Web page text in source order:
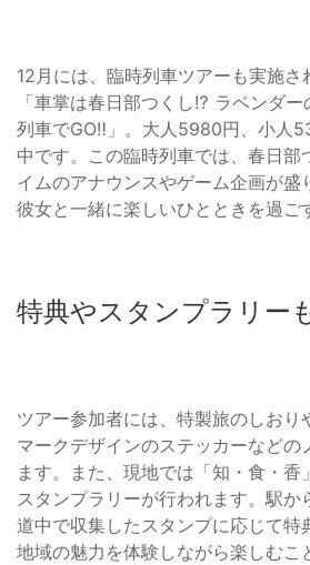
12月には、臨時列車ツアーも実施さ
「車掌は春日部つくし⁉ ラベンダ
列車でGO‼」。大人5980円、小人
中です。この臨時列車では、春日部
イムのアナウンスやゲーム企画が盛
彼女と一緒に楽しいひとときを過ご
特典やスタンプラリー
ツアー参加者には、特製旅のしおり
マークデザインのステッカーなどの
ます。また、現地では「知・食・香
スタンプラリーが行われます。駅か
道中で収集したスタンプに応じて特
地域の魅力を体験しながら楽しむこ